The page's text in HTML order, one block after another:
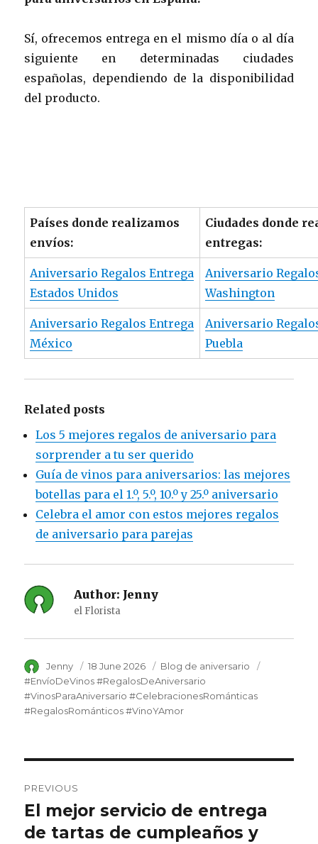
Sí, ofrecemos entrega en el mismo día o al día
siguiente en determinadas ciudades
españolas, dependiendo de la disponibilidad
del producto.
Países donde realizamos
envíos:
Ciudades donde
entregas:
Aniversario Regalos Entrega
Estados Unidos
Aniversario
Washington
Aniversario Regalos Entrega
México
Aniversario
Puebla
Related posts
Los 5 mejores regalos de aniversario para
sorprender a tu ser querido
Guía de vinos para aniversarios: las mejores
botellas para el 1.º, 5.º, 10.º y 25.º aniversario
Celebra el amor con estos mejores regalos
de aniversario para parejas
Author: Jenny
el Florista
Author
Jenny
Posted
on
18 June 2026 Category
Blog de aniversario
#EnvíoDeVinos #RegalosDeAniversario
#VinosParaAniversario #CelebracionesRománticas
#RegalosRománticos #VinoYAmor
navigation
PREVIOUS
Previous
post:
El mejor servicio de entrega
de tartas de cumpleaños y